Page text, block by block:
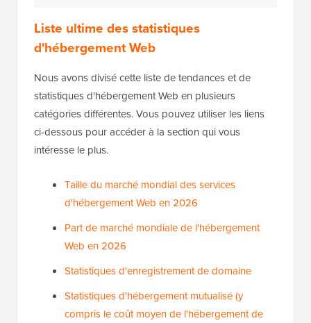
Liste ultime des statistiques
d'hébergement Web
Nous avons divisé cette liste de tendances et de
statistiques d'hébergement Web en plusieurs
catégories différentes. Vous pouvez utiliser les liens
ci-dessous pour accéder à la section qui vous
intéresse le plus.
Taille du marché mondial des services
d'hébergement Web en 2026
Part de marché mondiale de l'hébergement
Web en 2026
Statistiques d'enregistrement de domaine
Statistiques d'hébergement mutualisé (y
compris le coût moyen de l'hébergement de